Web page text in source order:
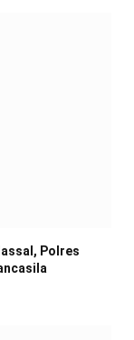
Polres